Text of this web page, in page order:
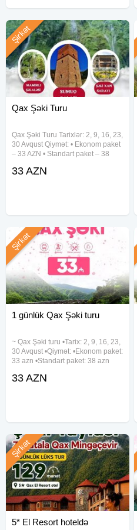
Qax Şəki Turu
Qax Şəki Turu Tarixlər: 2, 9, 16, 23,
30 Avqust Qiymət: • Ekonom paket
– 33 AZN • Standart paket – 38
daxildir: • Komfortlu nəqliyyat •
Şirkət
33 AZN
1 günlük Qax Şəki turu
~ Qax Şəki turu •Tarix: 2, 9, 16, 23,
30 Avqust •Qiymət: •Ekonom paket:
33 azn •Standart paket: 38 azn
xidməti •Ekskursiyalar •Çay süfrəsi
Şirkət
33 AZN
5* El Resort hoteldə
Şirkət